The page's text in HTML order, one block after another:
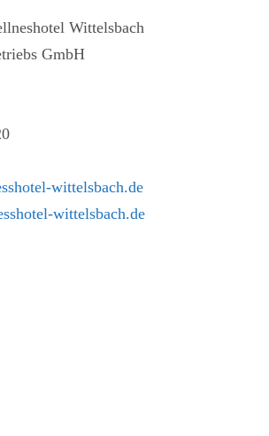
Wittelsbach
GmbH
wittelsbach.de
wittelsbach.de